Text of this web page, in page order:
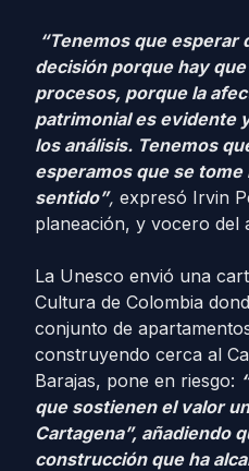
“Tenemos que esperar
decisión porque hay
procesos, porque la
patrimonial es evidente
los análisis. Tenemos
esperamos que se tome
sentido”, expresó Irvin
planeación, y vocero del
La Unesco envió una
Cultura de Colombia
conjunto de
construyendo cerca al
Barajas, pone en riesgo:
que sostienen el valor
Cartagena”, añadiendo
construcción que ha